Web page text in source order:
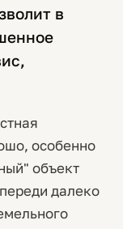
в
особенно
объект
далеко